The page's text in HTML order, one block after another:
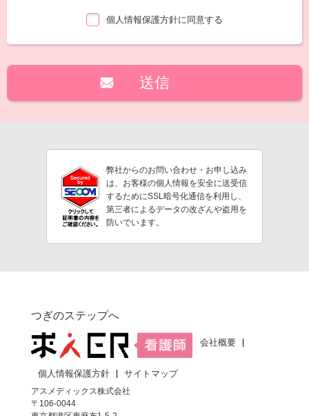
個人情報保護方針に同意する
弊社からのお問い合わせ・お申し込み
は、お客様の個人情報を安全に送受信
するためにSSL暗号化通信を利用し、
第三者によるデータの改ざんや盗用を
防いでいます。
つぎのステップへ
会社概要
個人情報保護方針
サイトマップ
アスメディックス株式会社
〒106-0044